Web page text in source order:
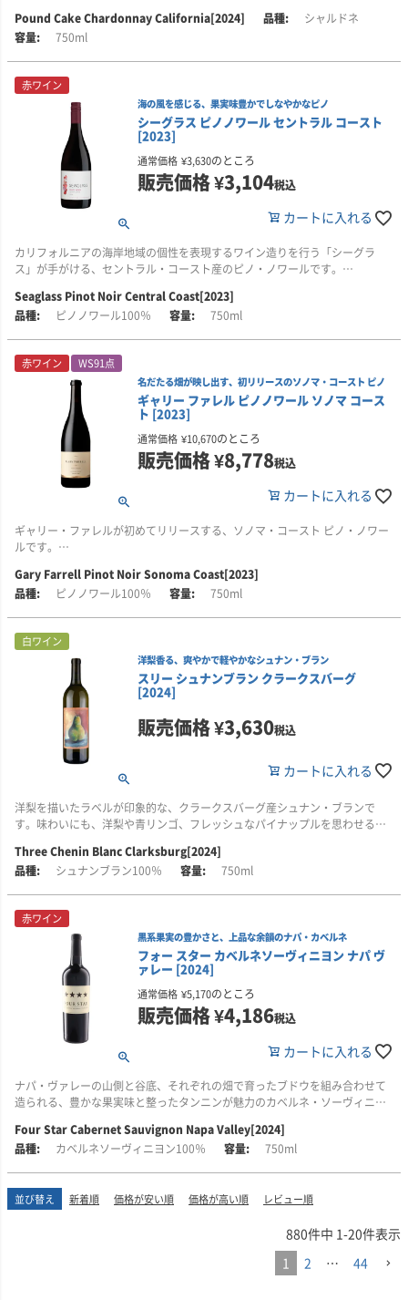
10か月間熟成。新樽率64％。残りは、パルメイヤー・シャルドネに使用され
た1～2年使用樽を使用しています。一部のロットではバトナージュを行い、
パルメイヤーの創業者のジェイソン・パルメイヤーは弁護士から、ワインの
魅力に魅かれ、ワインビジネス参入しました。1986年にファースト・ヴィン
テージ。1994年映画「ディスクロージャー」にパルメイヤーのシャルドネが
登場し一躍その名前とナパのシャルドネらしい厚みのある味わいが世界的に
称賛され広く認知されました。
歴代ワインメーカーは錚々たる面々。ランディー・ダン、ボブ・レヴィ、ヘ
レン・ターリー、エリン・グリーン、ケール・アンダーソン、ビビアナ・ゴ
ンザレス・レーヴと続き、2018年にジェニファー・ウィリアムス、2019年に
TOP100の9位にシャルドネ ナパ・ヴァレー[2015]が選出されました。2019
年ガロ傘下になり更に進化を続けます。
セントラル・コーストをはじめ、カリフォルニアの優れた栽培地域から厳選
したブドウを使用。豊かな果実味に、バターやトーストしたオークを思わせ
リッチな味わいのカリフォルニア・シャルドネを、気軽に楽しみたい方にお
すすめの一本です！
■このワインはこんな方におすすめ
・バターやバニラのニュアンスを感じる、リッチでふくよかなシャルドネが
お好きな方
・熟した洋梨やパイナップルなど、豊かな果実味を楽しめる白ワインをお探
しみたい方
Pound Cake Chardonnay California[2024]
シャルドネ
750ml
赤ワイン
海の風を感じる、果実味豊かでしなやかなピノ
シーグラス ピノノワール セントラル コースト
[2023]
通常価格 ¥3,630のところ
販売価格¥3,104税込
カートに入れる
カリフォルニアの海岸地域の個性を表現するワイン造りを行う「シーグラ
ス」が手がける、セントラル・コースト産のピノ・ノワールです。
クランベリーやストロベリーを思わせる明るい果実味に、スミレの繊細なニ
ュアンス。やわらかなタンニンが調和した、果実味とエレガントさのバラン
サーモンや豚肉、グリル野菜など、普段の食事にも合わせてお楽しみいただ
■このワインはこんな方におすすめ
・果実味とエレガントさのバランスがよいピノ・ノワールがお好きな方
・クランベリーやストロベリーを思わせる、明るい果実味を楽しみたい方
・渋みが強すぎず、やわらかな口当たりの赤ワインがお好きな方
・サーモンや豚肉、グリル野菜など、普段の食事に合わせやすい赤ワインを
Seaglass Pinot Noir Central Coast[2023]
ピノノワール100％
750ml
赤ワイン WS91点
名だたる畑が映し出す、初リリースのソノマ・コースト ピノ
ギャリー ファレル ピノノワール ソノマ コース
ト [2023]
通常価格 ¥10,670のところ
販売価格¥8,778税込
カートに入れる
ギャリー・ファレルが初めてリリースする、ソノマ・コースト ピノ・ノワー
ルです。
ギャップス・クラウン、ランセル・クリーク、テラ・デ・プロミッシオ、デ
ュレルなど、ソノマ・コーストの優れた提携畑からブドウを調達。冷涼な海
す。
2023年は、非常に長く冷涼な生育シーズンとなり、ブドウは低い気温のもと
でゆっくりと成熟。シルキーな口当たりと、果実味、酸、きめ細かなタンニ
ンが調和した、奥行きのある一本です。
■このワインはこんな方におすすめ
・ソノマ・コーストらしい、冷涼感のあるピノ・ノワールを楽しみたい方
・赤系・青系ベリーの果実味と、いきいきとした酸のバランスを好む方
探しの方
・ギャリー・ファレルの初リリースとなる、ソノマ・コースト ピノ・ノワー
Gary Farrell Pinot Noir Sonoma Coast[2023]
ピノノワール100％
750ml
白ワイン
洋梨香る、爽やかで軽やかなシュナン・ブラン
スリー シュナンブラン クラークスバーグ
[2024]
販売価格¥3,630税込
カートに入れる
洋梨を描いたラベルが印象的な、クラークスバーグ産シュナン・ブランで
す。味わいにも、洋梨や青リンゴ、フレッシュなパイナップルを思わせる果
クラークスバーグの畑で育ったブドウを早朝に手摘みで収穫。低温でゆっく
やかな味わいに仕上げています。
いきいきとした酸に、柑橘やカモミール、ショウガを思わせるほのかな刺激
が重なり、キレのある余韻が楽しめる一本です。
■このワインはこんな方におすすめ
・洋梨や青リンゴを思わせる、フレッシュな果実味を楽しみたい方
・軽やかな味わいと、いきいきとした酸を備えた白ワインがお好きな方
・柑橘の風味に、カモミールやショウガのニュアンスが重なる味わいを楽し
Three Chenin Blanc Clarksburg[2024]
シュナンブラン100％
750ml
赤ワイン
黒系果実の豊かさと、上品な余韻のナパ・カベルネ
フォー スター カベルネソーヴィニヨン ナパ ヴ
ァレー [2024]
通常価格 ¥5,170のところ
販売価格¥4,186税込
カートに入れる
ナパ・ヴァレーの山側と谷底、それぞれの畑で育ったブドウを組み合わせて
造られる、豊かな果実味と整ったタンニンが魅力のカベルネ・ソーヴィニヨ
黒系果実の豊かな風味に、タバコやナツメグ、バニラを思わせるニュアンス
・黒系果実の豊かな風味を楽しめる、飲みごたえのあるカベルネ・ソーヴィ
・果実味だけでなく、タバコやナツメグ、バニラを思わせる複雑な香りも楽
Four Star Cabernet Sauvignon Napa Valley[2024]
カベルネソーヴィニヨン100％
750ml
並び替え 新着順 価格が安い順 価格が高い順 レビュー順
880件中 1-20件表示
1
2 … 44